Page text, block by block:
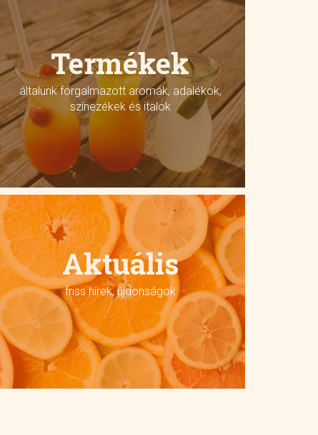
Termékek
általunk forgalmazott aromák, adalékok,
színezékek és italok
Aktuális
friss hírek, újdonságok